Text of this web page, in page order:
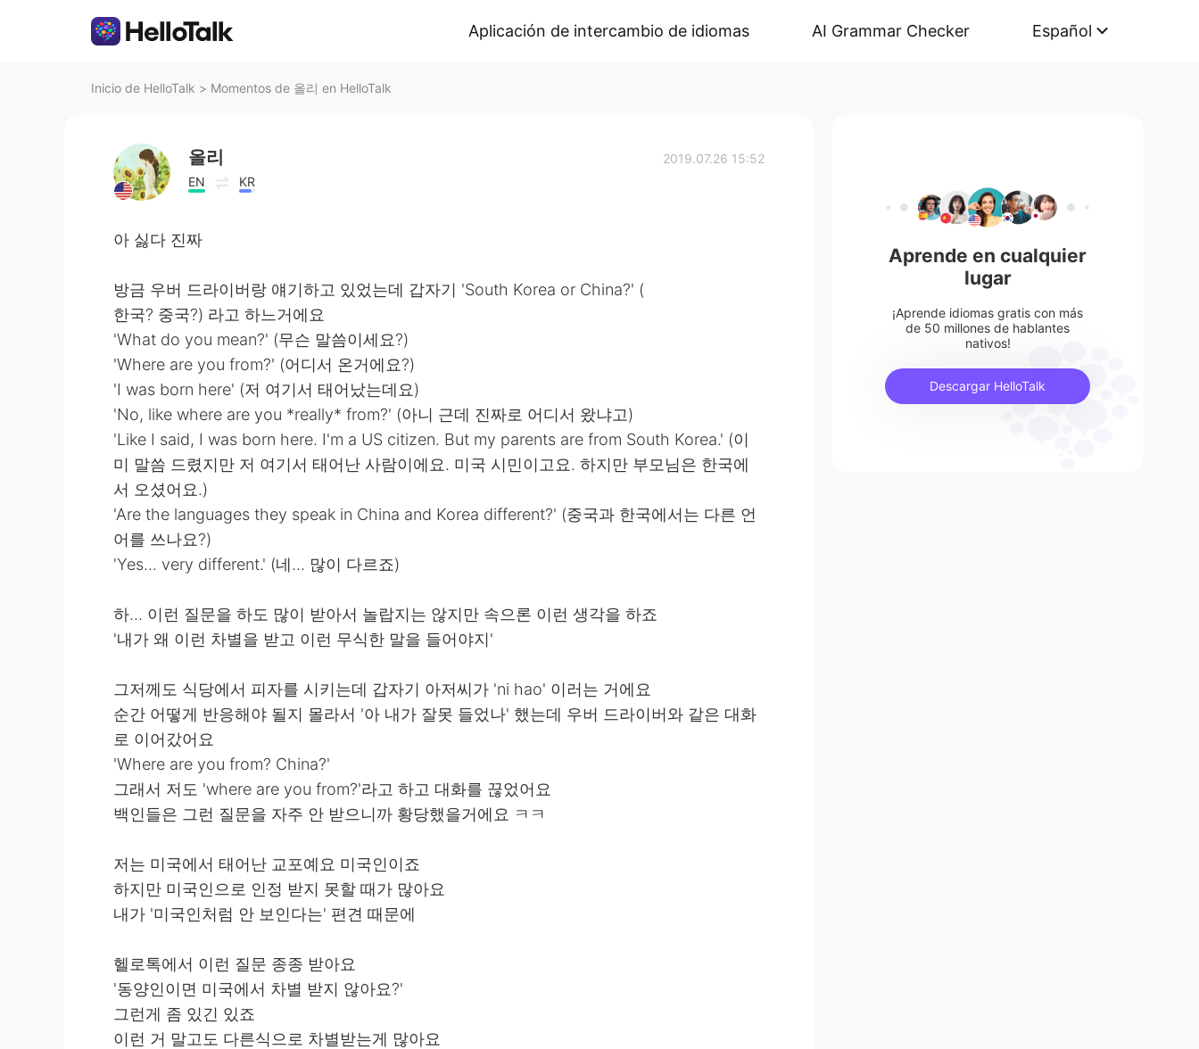
Aplicación de intercambio de idiomas AI Grammar Checker Español
Inicio de HelloTalk > Momentos de 올리 en HelloTalk
올리
EN KR
2019.07.26 15:52
아 싫다 진짜
방금 우버 드라이버랑 얘기하고 있었는데 갑자기 'South Korea or China?' (
한국? 중국?) 라고 하느거에요
'What do you mean?' (무슨 말씀이세요?)
'Where are you from?' (어디서 온거에요?)
'I was born here' (저 여기서 태어났는데요)
'No, like where are you *really* from?' (아니 근데 진짜로 어디서 왔냐고)
'Like I said, I was born here. I'm a US citizen. But my parents are from South Korea.' (이
미 말씀 드렸지만 저 여기서 태어난 사람이에요. 미국 시민이고요. 하지만 부모님은 한국에
서 오셨어요.)
'Are the languages they speak in China and Korea different?' (중국과 한국에서는 다른 언
어를 쓰나요?)
'Yes... very different.' (네... 많이 다르죠)
하... 이런 질문을 하도 많이 받아서 놀랍지는 않지만 속으론 이런 생각을 하죠
'내가 왜 이런 차별을 받고 이런 무식한 말을 들어야지'
그저께도 식당에서 피자를 시키는데 갑자기 아저씨가 'ni hao' 이러는 거에요
순간 어떻게 반응해야 될지 몰라서 '아 내가 잘못 들었나' 했는데 우버 드라이버와 같은 대화
로 이어갔어요
'Where are you from? China?'
그래서 저도 'where are you from?'라고 하고 대화를 끊었어요
백인들은 그런 질문을 자주 안 받으니까 황당했을거에요 ㅋㅋ
저는 미국에서 태어난 교포예요 미국인이죠
하지만 미국인으로 인정 받지 못할 때가 많아요
내가 '미국인처럼 안 보인다는' 편견 때문에
헬로톡에서 이런 질문 종종 받아요
'동양인이면 미국에서 차별 받지 않아요?'
그런게 좀 있긴 있죠
이런 거 말고도 다른식으로 차별받는게 많아요
Aprende en cualquier
lugar
¡Aprende idiomas gratis con más
de 50 millones de hablantes
nativos!
Descargar HelloTalk